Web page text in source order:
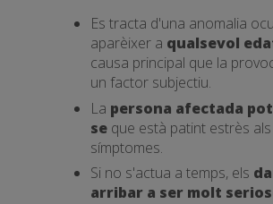
Es tracta d'una anomalia
aparèixer a qualsevol
causa principal que la
un factor subjectiu.
La persona afectada
se que està patint estrès
símptomes.
Si no s'actua a temps, els
arribar a ser molt